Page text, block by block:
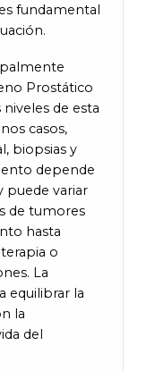
fundamental
Prostático
de esta
casos,
biopsias y
depende
puede variar
de tumores
hasta
o
La
equilibrar la
la
del